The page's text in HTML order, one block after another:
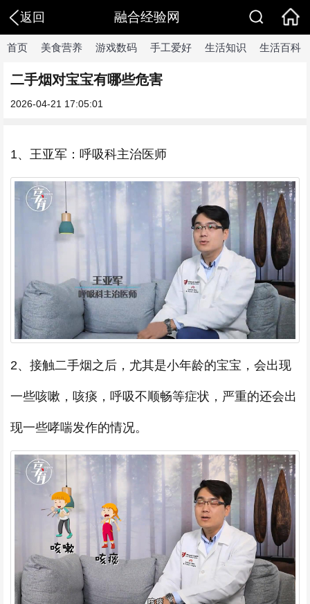
返回 融合经验网
首页 美食营养 游戏数码 手工爱好 生活知识 生活百科
二手烟对宝宝有哪些危害
2026-04-21 17:05:01
1、王亚军：呼吸科主治医师
2、接触二手烟之后，尤其是小年龄的宝宝，会出现
一些咳嗽，咳痰，呼吸不顺畅等症状，严重的还会出
现一些哮喘发作的情况。